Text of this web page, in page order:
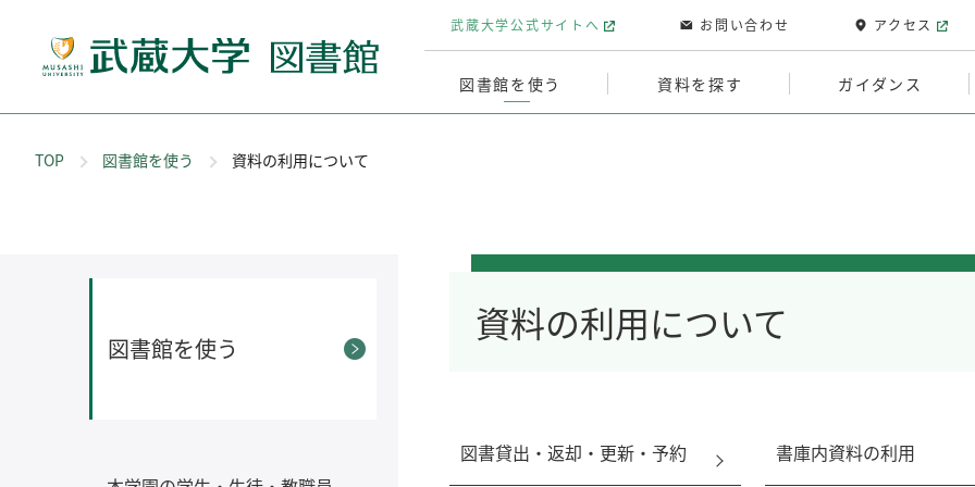
図書館を使う 資料を探す ガイダンス
武蔵大学公式サイトへ お問い合わせ アクセス
TOP 図書館を使う 資料の利用について
資料の利用について
図書貸出・返却・更新・予約 書庫内資料の利用
図書館を使う